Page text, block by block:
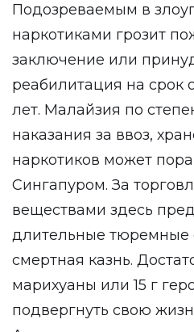
Подозреваемым в
наркотиками грозит
заключение или
реабилитация на срок
лет. Малайзия по
наказания за ввоз,
наркотиков может
Сингапуром. За
веществами здесь
длительные тюремные
смертная казнь.
марихуаны или 15 г
подвергнуть свою